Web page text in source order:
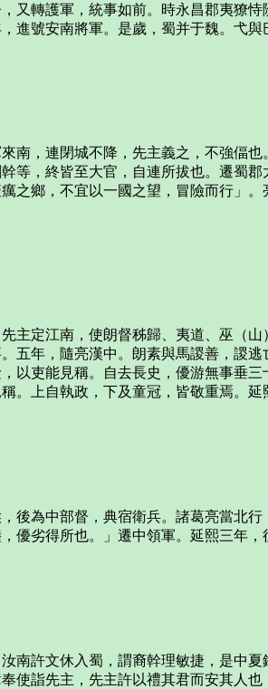
又轉護軍，統事如前。時永昌郡夷獠
號安南將軍。是歲，蜀并于魏。弋
南，連閉城不降，先主義之，不強偪
等，終皆至大官，自連所拔也。遷蜀
之鄉，不宜以一國之望，冒險而行」
主定江南，使朗督秭歸、夷道、巫（
五年，隨亮漢中。朗素與馬謖善，謖
以吏能見稱。自去長史，優游無事垂
上自執政，下及童冠，皆敬重焉。延
後為中部督，典宿衛兵。諸葛亮當北
劣得所也。」遷中領軍。延熙三年，
南許文休入蜀，謂裔幹理敏捷，是中
使詣先主，先主許以禮其君而安其人